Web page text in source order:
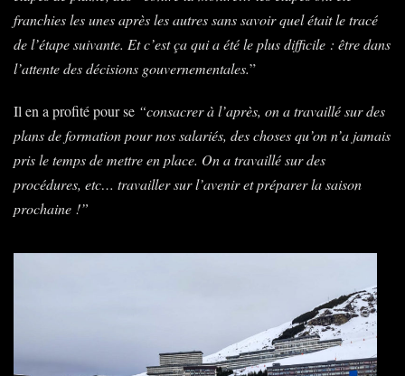
franchies les unes après les autres sans savoir quel était le tracé
de l’étape suivante. Et c’est ça qui a été le plus difficile : être dans
l’attente des décisions gouvernementales.”
Il en a profité pour se “consacrer à l’après, on a travaillé sur des
plans de formation pour nos salariés, des choses qu’on n’a jamais
pris le temps de mettre en place. On a travaillé sur des
procédures, etc… travailler sur l’avenir et préparer la saison
prochaine !”